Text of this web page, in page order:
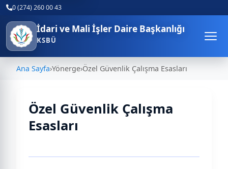
0 (274) 260 00 43
İdari ve Mali İşler Daire Başkanlığı
KSBÜ
Ana Sayfa›Yönerge›Özel Güvenlik Çalışma Esasları
Özel Güvenlik Çalışma
Esasları